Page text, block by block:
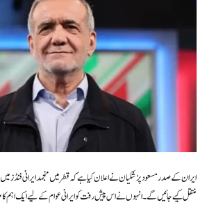
منتقل کیے جائیں گے۔ انہوں نے اس پیش رفت کو ایرانی عوام کے لیے ایک اہم